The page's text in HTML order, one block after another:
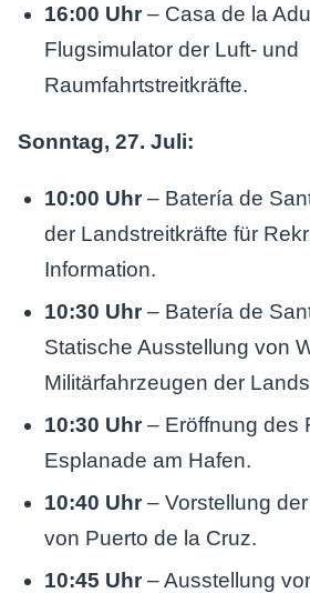
16:00 Uhr– Casa de la
Flugsimulator der Luft- und
Raumfahrtstreitkräfte.
Sonntag, 27. Juli:
10:00 Uhr– Batería de
der Landstreitkräfte für
Information.
10:30 Uhr– Batería de
Statische Ausstellung von
Militärfahrzeugen der
10:30 Uhr– Eröffnung des
Esplanade am Hafen.
10:40 Uhr– Vorstellung
von Puerto de la Cruz.
10:45 Uhr– Ausstellung